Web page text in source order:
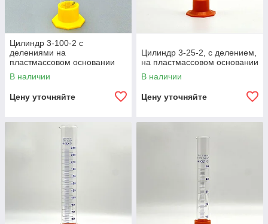
Цилиндр 3-100-2 с
делениями на
пластмассовом основании
В наличии
Цену уточняйте
Цилиндр 3-25-2, с делением,
на пластмассовом основании
В наличии
Цену уточняйте